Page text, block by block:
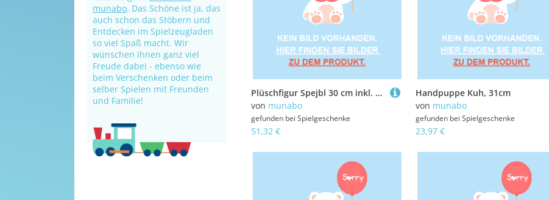
munabo. Das Schöne ist ja, das
auch schon das Stöbern und
Entdecken im Spielzeugladen
so viel Spaß macht. Wir
wünschen Ihnen ganz viel
Freude dabei - ebenso wie
beim Verschenken oder beim
selber Spielen mit Freunden
und Familie!
Plüschfigur Spejbl 30 cm inkl. CD
von munabo
gefunden bei Spielgeschenke
51,32 €
Handpuppe Kuh, 31cm
von munabo
gefunden bei Spielgeschenke
23,97 €